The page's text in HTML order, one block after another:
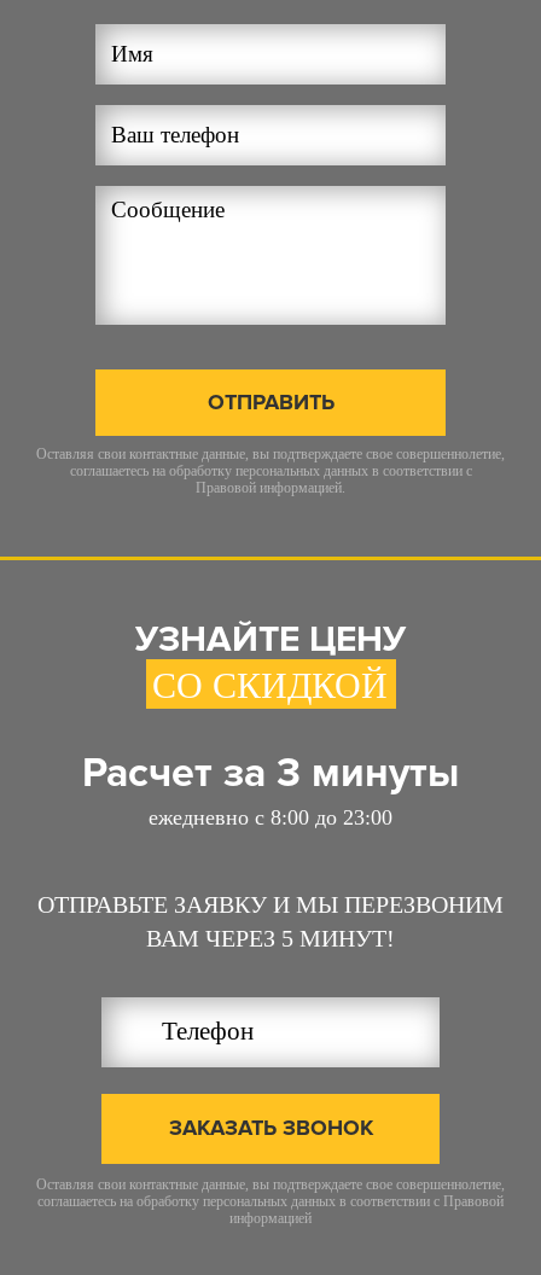
ОТПРАВИТЬ
Оставляя свои контактные данные, вы подтверждаете свое совершеннолетие,
соглашаетесь на обработку персональных данных в соответствии с
Правовой информацией.
УЗНАЙТЕ ЦЕНУ
СО СКИДКОЙ
Расчет за 3 минуты
ежедневно с 8:00 до 23:00
ОТПРАВЬТЕ ЗАЯВКУ И МЫ ПЕРЕЗВОНИМ
ВАМ ЧЕРЕЗ 5 МИНУТ!
ЗАКАЗАТЬ ЗВОНОК
Оставляя свои контактные данные, вы подтверждаете свое совершеннолетие,
соглашаетесь на обработку персональных данных в соответствии с Правовой
информацией